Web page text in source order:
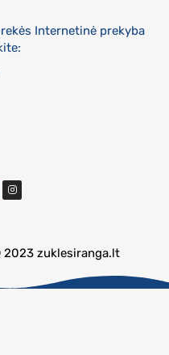
Internetinė prekyba
zuklesiranga.lt